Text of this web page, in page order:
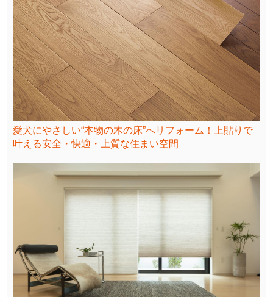
愛犬にやさしい“本物の木の床”へリフォーム！上貼りで
叶える安全・快適・上質な住まい空間